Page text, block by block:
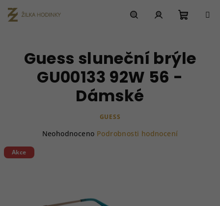
na
obsah
košík
Guess sluneční brýle
GU00133 92W 56 -
Dámské
GUESS
produktu
Neohodnoceno Podrobnosti hodnocení
Akce